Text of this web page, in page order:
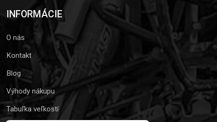
INFORMÁCIE
O nás
Kontakt
Blog
Výhody nákupu
Tabuľka veľkostí